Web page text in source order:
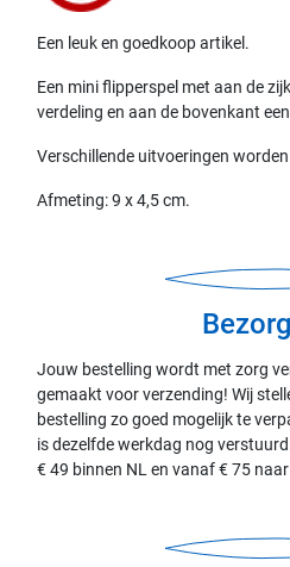
Een leuk en goedkoop artikel.
Een mini flipperspel met aan de
verdeling en aan de bovenkant
Verschillende uitvoeringen
Afmeting: 9 x 4,5 cm.
Jouw bestelling wordt met zorg
gemaakt voor verzending! Wij
bestelling zo goed mogelijk te
is dezelfde werkdag nog
€ 49 binnen NL en vanaf € 75